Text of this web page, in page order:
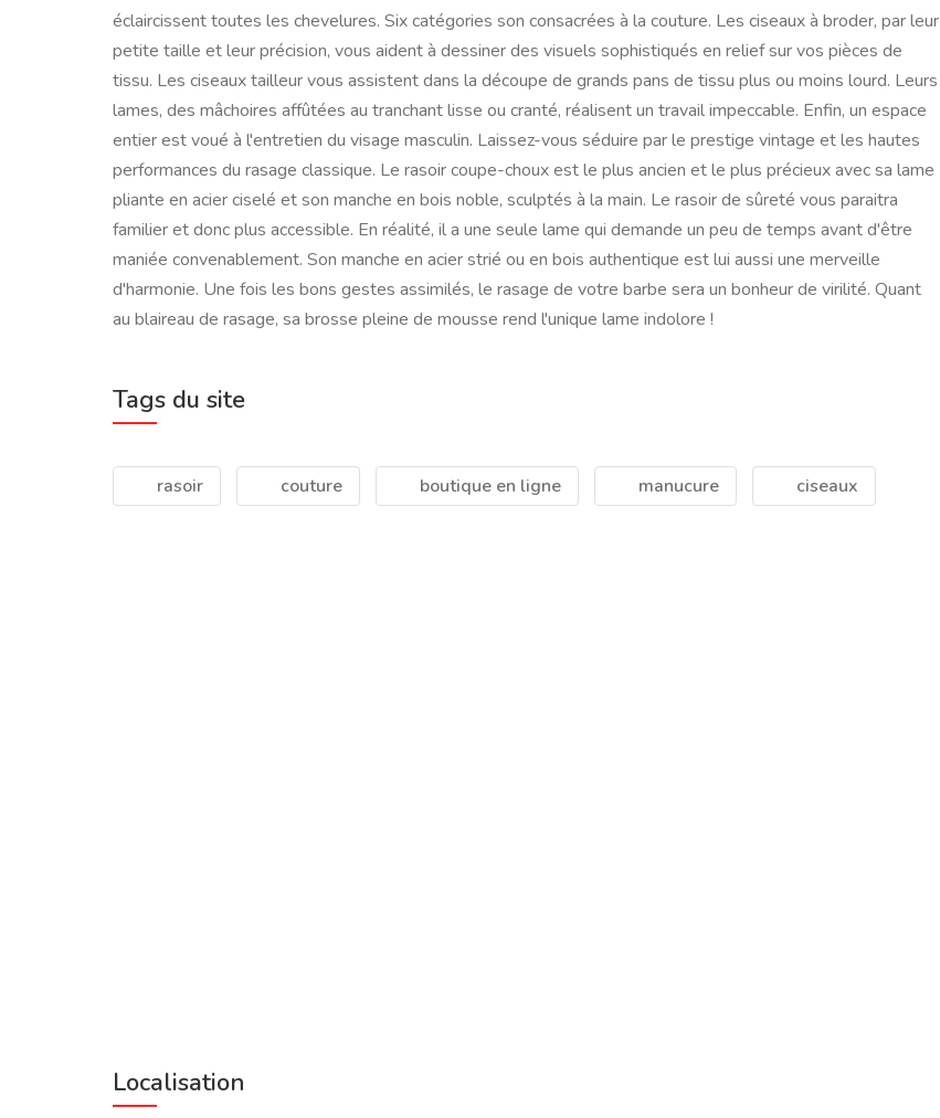
éclaircissent toutes les chevelures. Six catégories son consacrées à la couture. Les ciseaux à broder, par leur
petite taille et leur précision, vous aident à dessiner des visuels sophistiqués en relief sur vos pièces de
tissu. Les ciseaux tailleur vous assistent dans la découpe de grands pans de tissu plus ou moins lourd. Leurs
lames, des mâchoires affûtées au tranchant lisse ou cranté, réalisent un travail impeccable. Enfin, un espace
entier est voué à l'entretien du visage masculin. Laissez-vous séduire par le prestige vintage et les hautes
performances du rasage classique. Le rasoir coupe-choux est le plus ancien et le plus précieux avec sa lame
pliante en acier ciselé et son manche en bois noble, sculptés à la main. Le rasoir de sûreté vous paraitra
familier et donc plus accessible. En réalité, il a une seule lame qui demande un peu de temps avant d'être
maniée convenablement. Son manche en acier strié ou en bois authentique est lui aussi une merveille
d'harmonie. Une fois les bons gestes assimilés, le rasage de votre barbe sera un bonheur de virilité. Quant
au blaireau de rasage, sa brosse pleine de mousse rend l'unique lame indolore !
Tags du site
rasoir couture boutique en ligne manucure ciseaux
Localisation